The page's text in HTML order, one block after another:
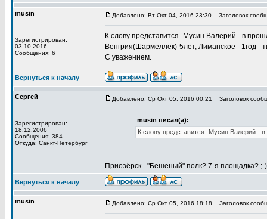
musin
Зарегистрирован:
03.10.2016
Сообщения: 6
Добавлено: Вт Окт 04, 2016 23:30 Заголовок
К слову представится- Мусин Валерий - в
Венгрия(Шармеллек)-5лет, Лиманское - 1год -
С уважением.
Вернуться к началу
Сергей
Зарегистрирован:
18.12.2006
Сообщения: 384
Откуда: Санкт-Петербург
Добавлено: Ср Окт 05, 2016 00:21 Заголовок
musin писал(а):
К слову представится- Мусин Валерий -
Приозёрск - "Бешеный" полк? 7-я площадка?
Вернуться к началу
musin Добавлено: Ср Окт 05, 2016 18:18 Заголовок